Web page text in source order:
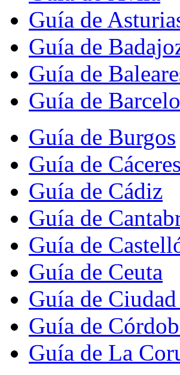
Guía de
Guía de
Guía de
Guía de
Guía de Burgos
Guía de Cáceres
Guía de Cádiz
Guía de
Guía de
Guía de Ceuta
Guía de Ciudad
Guía de
Guía de La